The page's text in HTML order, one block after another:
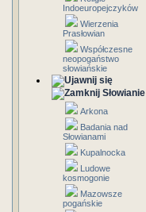
Indoeuropejczyków
Wierzenia
Prasłowian
Współczesne
neopogaństwo
słowiańskie
Słowianie
Arkona
Badania nad
Słowianami
Kupalnocka
Ludowe
kosmogonie
Mazowsze
pogańskie